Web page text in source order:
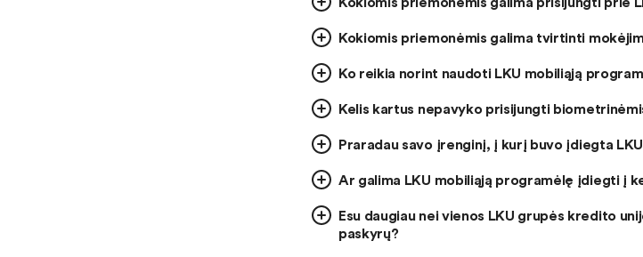
Kokiomis priemonėmis galima tvirtinti
Ko reikia norint naudoti LKU mobiliąją
Kelis kartus nepavyko prisijungti
Praradau savo įrenginį, į kurį buvo įdiegta
Ar galima LKU mobiliąją programėlę įdiegti į
Esu daugiau nei vienos LKU grupės kredito
paskyrų?